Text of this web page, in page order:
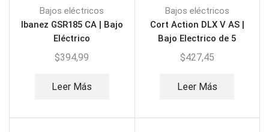
Bajos eléctricos
Ibanez GSR185 CA | Bajo
Eléctrico
$394,99
Leer Más
Bajos eléctricos
Cort Action DLX V AS |
Bajo Electrico de 5
Cuerdas
$427,45
Leer Más